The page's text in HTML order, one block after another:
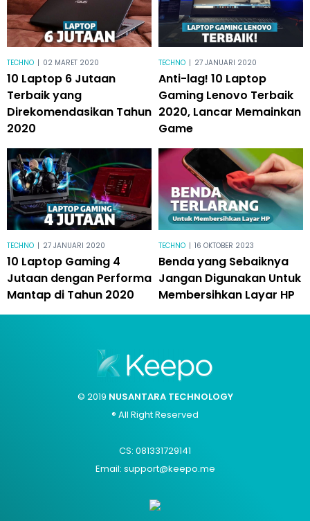
TECHNO | 02 MARET 2020
10 Laptop 6 Jutaan
Terbaik yang
Direkomendasikan Tahun
2020
TECHNO | 27 JANUARI 2020
Anti-lag! 10 Laptop
Gaming Lenovo Terbaik
2020, Lancar Memainkan
Game
TECHNO | 27 JANUARI 2020
10 Laptop Gaming 4
Jutaan dengan Performa
Mantap di Tahun 2020
TECHNO | 16 OKTOBER 2023
Benda yang Sebaiknya
Jangan Digunakan Untuk
Membersihkan Layar HP
© 2019 NUSANTARA TECHNOLOGY
® All Right Reserved
CS: 081331729141
Email: support@keepo.me